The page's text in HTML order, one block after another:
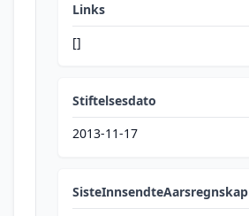
Links
[]
Stiftelsesdato
2013-11-17
SisteInnsendteAarsregnskap